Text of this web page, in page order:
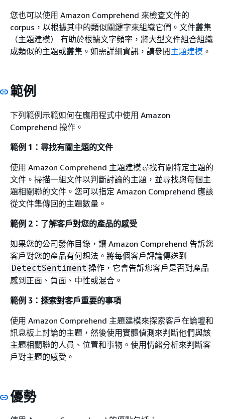
您也可以使用 Amazon Comprehend 來檢查文件的
corpus，以根據其中的類似關鍵字來組織它們。文件叢集
（主題建模） 有助於根據文字頻率，將大型文件組合組織
成類似的主題或叢集。如需詳細資訊，請參閱主題建模 。
範例
下列範例示範如何在應用程式中使用 Amazon
Comprehend 操作。
範例 1：尋找有關主題的文件
使用 Amazon Comprehend 主題建模尋找有關特定主題的
文件。掃描一組文件以判斷討論的主題，並尋找與每個主
題相關聯的文件。您可以指定 Amazon Comprehend 應該
從文件集傳回的主題數量。
範例 2：了解客戶對您的產品的感受
如果您的公司發佈目錄，讓 Amazon Comprehend 告訴您
客戶對您的產品有何想法。將每個客戶評論傳送到
DetectSentiment 操作，它會告訴您客戶是否對產品
感到正面、負面、中性或混合。
範例 3：探索對客戶重要的事項
使用 Amazon Comprehend 主題建模來探索客戶在論壇和
訊息板上討論的主題，然後使用實體偵測來判斷他們與該
主題相關聯的人員、位置和事物。使用情緒分析來判斷客
戶對主題的感受。
優勢